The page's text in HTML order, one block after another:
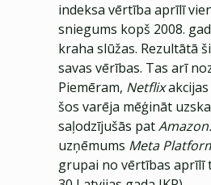
indeksa vērtība aprīlī
sniegums kopš 2008.
kraha slūžas. Rezultātā
savas vērības. Tas arī
Piemēram, Netflix
šos varēja mēģināt
saļodzījušās pat
uzņēmums Meta
grupai no vērtības aprīlī